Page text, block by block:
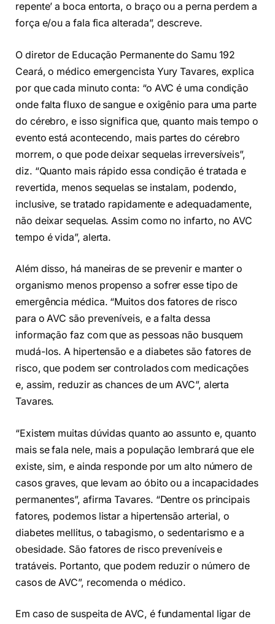
repente’ a boca entorta, o braço ou a perna perdem a
força e/ou a fala fica alterada”, descreve.
O diretor de Educação Permanente do Samu 192
Ceará, o médico emergencista Yury Tavares, explica
por que cada minuto conta: “o AVC é uma condição
onde falta fluxo de sangue e oxigênio para uma parte
do cérebro, e isso significa que, quanto mais tempo o
evento está acontecendo, mais partes do cérebro
morrem, o que pode deixar sequelas irreversíveis”,
diz. “Quanto mais rápido essa condição é tratada e
revertida, menos sequelas se instalam, podendo,
inclusive, se tratado rapidamente e adequadamente,
não deixar sequelas. Assim como no infarto, no AVC
tempo é vida”, alerta.
Além disso, há maneiras de se prevenir e manter o
organismo menos propenso a sofrer esse tipo de
emergência médica. “Muitos dos fatores de risco
para o AVC são preveníveis, e a falta dessa
informação faz com que as pessoas não busquem
mudá-los. A hipertensão e a diabetes são fatores de
risco, que podem ser controlados com medicações
e, assim, reduzir as chances de um AVC”, alerta
Tavares.
“Existem muitas dúvidas quanto ao assunto e, quanto
mais se fala nele, mais a população lembrará que ele
existe, sim, e ainda responde por um alto número de
casos graves, que levam ao óbito ou a incapacidades
permanentes”, afirma Tavares. “Dentre os principais
fatores, podemos listar a hipertensão arterial, o
diabetes mellitus, o tabagismo, o sedentarismo e a
obesidade. São fatores de risco preveníveis e
tratáveis. Portanto, que podem reduzir o número de
casos de AVC”, recomenda o médico.
Em caso de suspeita de AVC, é fundamental ligar de